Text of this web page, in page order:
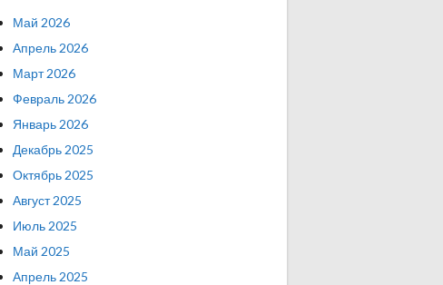
Май 2026
Апрель 2026
Март 2026
Февраль 2026
Январь 2026
Декабрь 2025
Октябрь 2025
Август 2025
Июль 2025
Май 2025
Апрель 2025